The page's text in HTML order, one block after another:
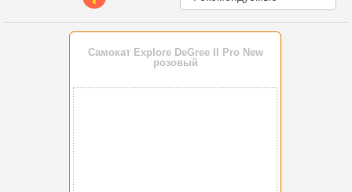
Самокат Explore DeGree II Pro New
розовый